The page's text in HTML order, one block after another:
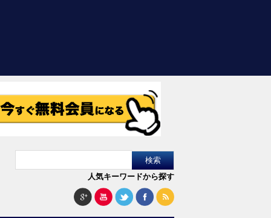
人気キーワードから探す